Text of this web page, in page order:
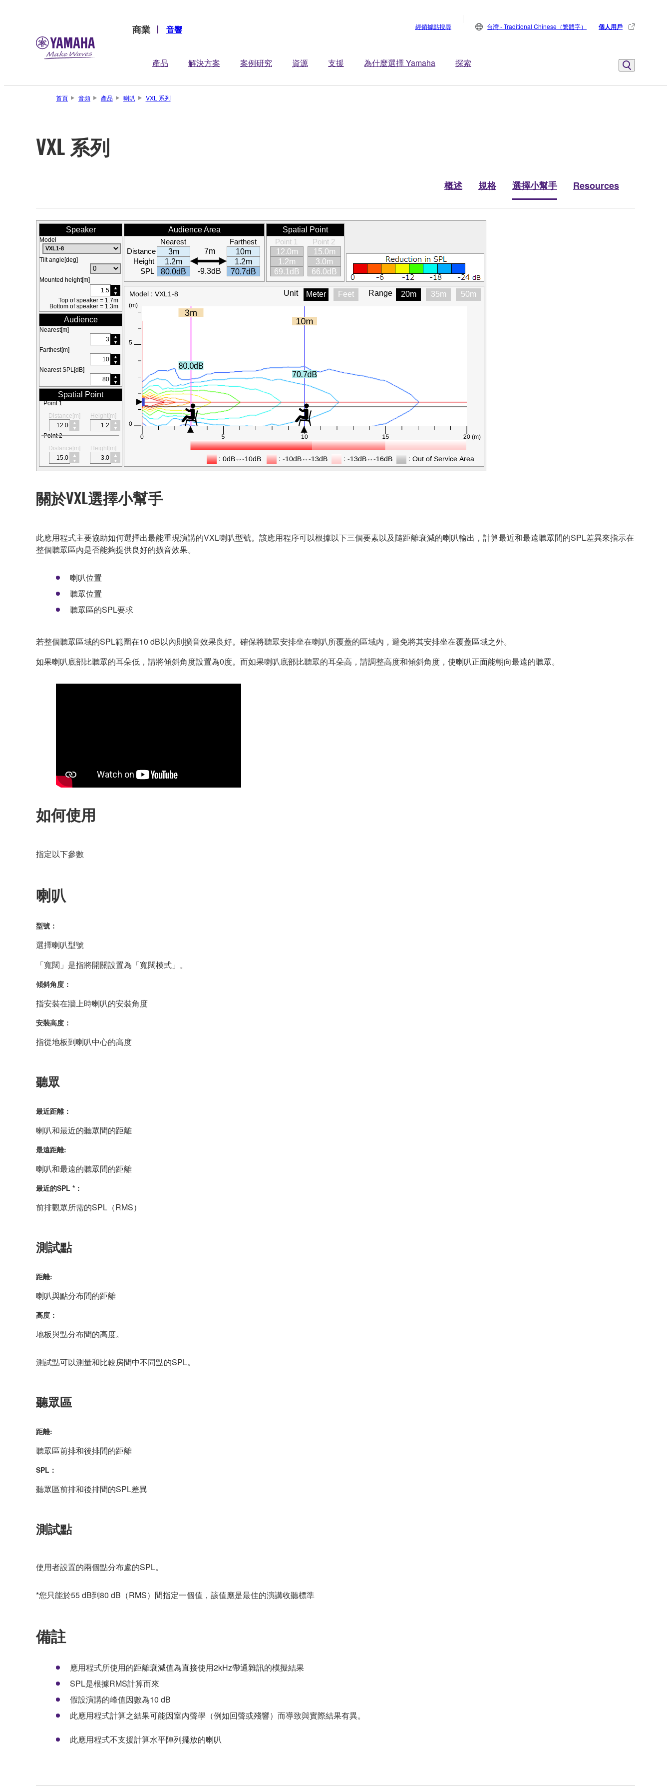
商業 音響
產品 解決方案 案例研究 資源 支援 為什麼選擇 Yamaha 探索
經銷據點搜尋 台灣 - Traditional Chinese（繁體字） 個人用戶
首頁 音頻 產品 喇叭 VXL 系列
VXL 系列
概述 規格 選擇小幫手 Resources
Speaker
Model
Tilt angle[deg]
Mounted height[m]
Top of speaker = 1.7m
Bottom of speaker = 1.3m
Audience
Nearest[m]
Farthest[m]
Nearest SPL[dB]
Unit Range
Spatial Point
Point 1
Point 2
Distance[m] Height[m]
Distance[m] Height[m]
Audience Area
Nearest
Farthest
Distance
3m 7m
10m
Height
1.2m
1.2m
SPL
80.0dB -9.3dB 70.7dB
Spatial Point
Point 1
Point 2
12.0m
15.0m
1.2m
3.0m
69.1dB
66.0dB
關於VXL選擇小幫手
此應用程式主要協助如何選擇出最能重現演講的VXL喇叭型號。該應用程序可以根據以下三個要素以及隨距離衰減的喇叭輸出，計算最近和最遠聽眾間的SPL差異來指示在
整個聽眾區內是否能夠提供良好的擴音效果。
喇叭位置
聽眾位置
聽眾區的SPL要求
若整個聽眾區域的SPL範圍在10 dB以內則擴音效果良好。確保將聽眾安排坐在喇叭所覆蓋的區域內，避免將其安排坐在覆蓋區域之外。
如果喇叭底部比聽眾的耳朵低，請將傾斜角度設置為0度。而如果喇叭底部比聽眾的耳朵高，請調整高度和傾斜角度，使喇叭正面能朝向最遠的聽眾。
如何使用
指定以下參數
喇叭
型號：
選擇喇叭型號
「寬闊」是指將開關設置為「寬闊模式」。
傾斜角度：
指安裝在牆上時喇叭的安裝角度
安裝高度：
指從地板到喇叭中心的高度
聽眾
最近距離：
喇叭和最近的聽眾間的距離
最遠距離:
喇叭和最遠的聽眾間的距離
最近的SPL *：
前排觀眾所需的SPL（RMS）
測試點
距離:
喇叭與點分布間的距離
高度：
地板與點分布間的高度。
測試點可以測量和比較房間中不同點的SPL。
聽眾區
距離:
聽眾區前排和後排間的距離
SPL：
聽眾區前排和後排間的SPL差異
測試點
使用者設置的兩個點分布處的SPL。
*您只能於55 dB到80 dB（RMS）間指定一個值，該值應是最佳的演講收聽標準
備註
應用程式所使用的距離衰減值為直接使用2kHz帶通雜訊的模擬結果
SPL是根據RMS計算而來
假設演講的峰值因數為10 dB
此應用程式計算之結果可能因室內聲學（例如回聲或殘響）而導致與實際結果有異。
此應用程式不支援計算水平陣列擺放的喇叭